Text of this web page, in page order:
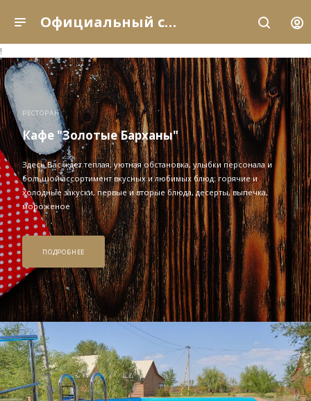
Официальный сайт рыболовно-охотничьей базы отдыха «Золотые Барханы» (Астраханская область, с. Енотаевка)
!
РЕСТОРАН
Кафе "Золотые Барханы"
Здесь Вас ждет теплая, уютная обстановка, улыбки персонала и
большой ассортимент вкусных и любимых блюд: горячие и
холодные закуски, первые и вторые блюда, десерты, выпечка,
мороженое
ПОДРОБНЕЕ